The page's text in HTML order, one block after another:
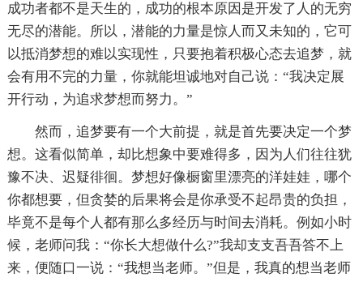
成功者都不是天生的，成功的根本原因是开发了人的无穷
无尽的潜能。所以，潜能的力量是惊人而又未知的，它可
以抵消梦想的难以实现性，只要抱着积极心态去追梦，就
会有用不完的力量，你就能坦诚地对自己说：“我决定展
开行动，为追求梦想而努力。”
然而，追梦要有一个大前提，就是首先要决定一个梦
想。这看似简单，却比想象中要难得多，因为人们往往犹
豫不决、迟疑徘徊。梦想好像橱窗里漂亮的洋娃娃，哪个
你都想要，但贪婪的后果将会是你承受不起昂贵的负担，
毕竟不是每个人都有那么多经历与时间去消耗。例如小时
候，老师问我：“你长大想做什么?”我却支支吾吾答不上
来，便随口一说：“我想当老师。”但是，我真的想当老师